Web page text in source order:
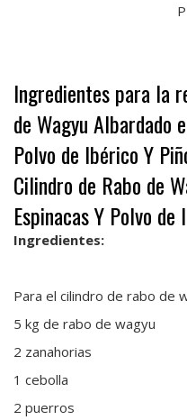
Ingredientes para la
de Wagyu Albardado
Polvo de Ibérico Y
Cilindro de Rabo de
Espinacas Y Polvo
Ingredientes:
Para el cilindro de rabo de
5 kg de rabo de wagyu
2 zanahorias
1 cebolla
2 puerros